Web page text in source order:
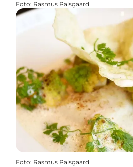
Foto: Rasmus Palsgaard
Foto: Rasmus Palsgaard